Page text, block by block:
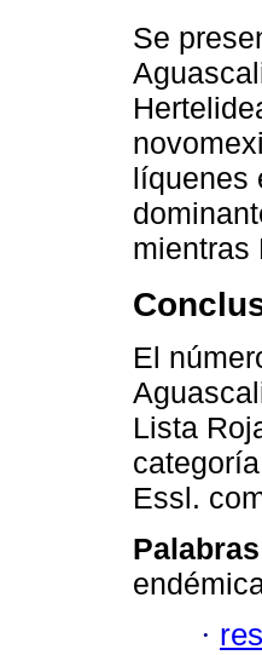
Se
líquenes
mientras
El
Lista
Essl.
·